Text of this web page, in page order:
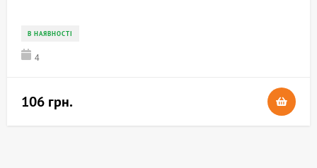
В НАЯВНОСТІ
4
106 грн.